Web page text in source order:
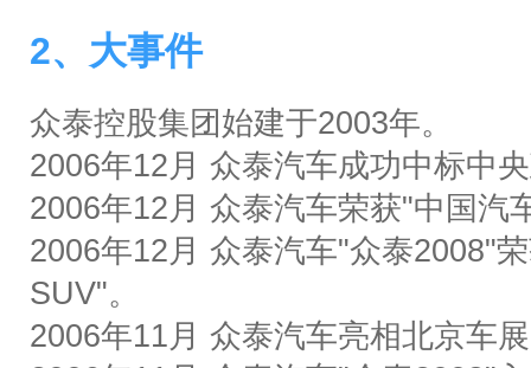
2、大事件
众泰控股集团始建于2003年。
2006年12月 众泰汽车成功中标中
2006年12月 众泰汽车荣获"中国汽
2006年12月 众泰汽车"众泰2008"
SUV"。
2006年11月 众泰汽车亮相北京车